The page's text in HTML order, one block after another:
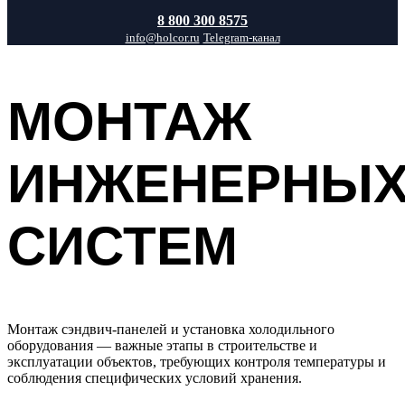
8 800 300 8575
info@holcor.ru Telegram-канал
МОНТАЖ
СИСТЕМ
Монтаж сэндвич-панелей и установка холодильного
оборудования — важные этапы в строительстве и
эксплуатации объектов, требующих контроля температуры и
соблюдения специфических условий хранения.